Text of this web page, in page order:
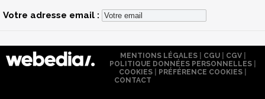
Votre adresse email :
MENTIONS LÉGALES| CGU| CGV|
POLITIQUE DONNÉES PERSONNELLES
COOKIES
PRÉFÉRENCE COOKIES
CONTACT